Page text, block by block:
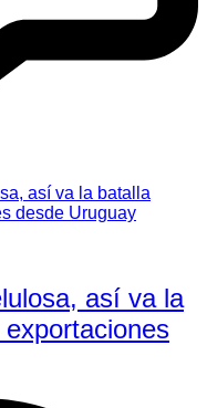
así va la